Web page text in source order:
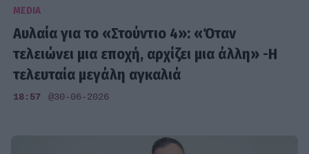
MEDIA
Αυλαία για το «Στούντιο 4»: «Όταν
τελειώνει μια εποχή, αρχίζει μια άλλη» -H
τελευταία μεγάλη αγκαλιά
18:57 @30-06-2026